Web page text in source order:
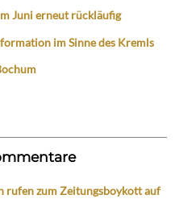
Juni erneut rückläufig
im Sinne des Kremls
rufen zum Zeitungsboykott auf